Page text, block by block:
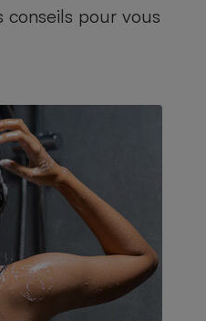
conseils pour vous